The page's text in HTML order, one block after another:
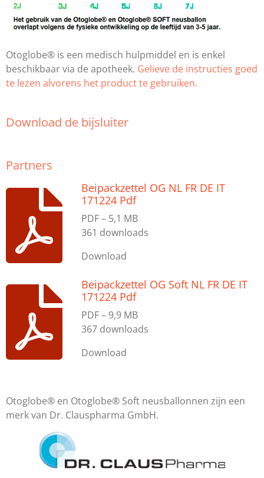
Otoglobe® is een medisch hulpmiddel en is enkel
beschikbaar via de apotheek. Gelieve de instructies goed
te lezen alvorens het product te gebruiken.
Download de bijsluiter
Partners
Beipackzettel OG NL FR DE IT
171224 Pdf
PDF – 5,1 MB
361 downloads
Download
Beipackzettel OG Soft NL FR DE IT
171224 Pdf
PDF – 9,9 MB
367 downloads
Download
Otoglobe® en Otoglobe® Soft neusballonnen zijn een
merk van Dr. Clauspharma GmbH.